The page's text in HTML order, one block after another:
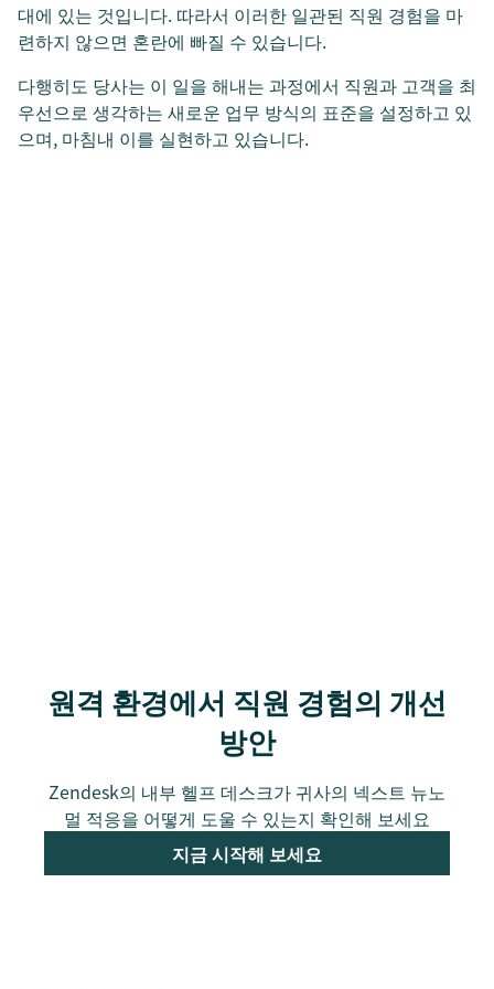
대에 있는 것입니다. 따라서 이러한 일관된 직원 경험을 마
련하지 않으면 혼란에 빠질 수 있습니다.
다행히도 당사는 이 일을 해내는 과정에서 직원과 고객을 최
우선으로 생각하는 새로운 업무 방식의 표준을 설정하고 있
으며, 마침내 이를 실현하고 있습니다.
원격 환경에서 직원 경험의 개선
방안
Zendesk의 내부 헬프 데스크가 귀사의 넥스트 뉴노
멀 적응을 어떻게 도울 수 있는지 확인해 보세요
지금 시작해 보세요